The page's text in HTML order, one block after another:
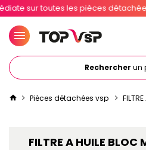
sur toutes les pièces détachées
Rechercher un
Pièces détachées vsp
FILTRE A HUILE BLOC